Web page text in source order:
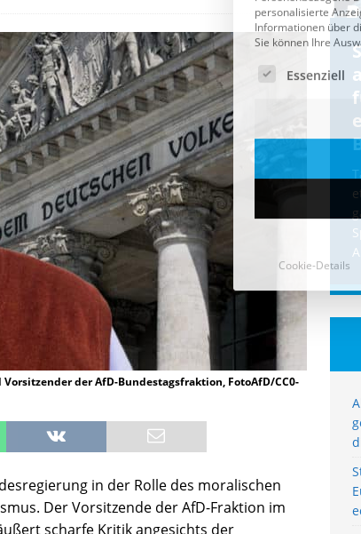
der AfD-Bundestagsfraktion, FotoAfD/CC0-
in der Rolle des moralischen
Der Vorsitzende der AfD-Fraktion im
scharfe Kritik angesichts der
CDU & Ampel wollen nach
der Wahl wieder Afghanen
einfliegen: Zeit für ein
Asylmoratorium!
Die Bundesregierung und die CDU
halten die Wähler für dumm! Weil die
Stimmung wegen der von Afghanen
verübten Anschläge kippte, wurden die
Flüge vor der[...]
Cookie-Details